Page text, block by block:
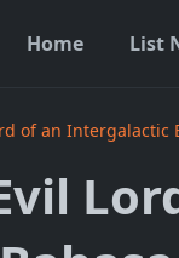
Home List
of an Intergalactic